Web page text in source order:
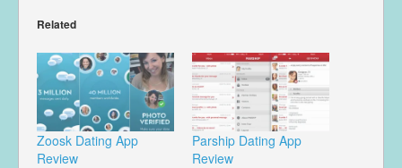
Related
Zoosk Dating App
Review
Parship Dating App
Review